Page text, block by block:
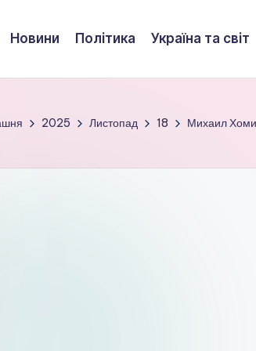
Новини Політика Україна та світ
2025 Листопад 18 Михаил